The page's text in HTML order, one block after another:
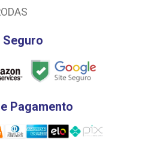
Seguro
Pagamento